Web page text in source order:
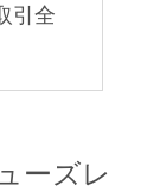
引全
ーズレ